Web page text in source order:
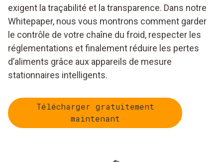
exigent la traçabilité et la transparence. Dans notre
Whitepaper, nous vous montrons comment garder
le contrôle de votre chaîne du froid, respecter les
réglementations et finalement réduire les pertes
d’aliments grâce aux appareils de mesure
stationnaires intelligents.
Télécharger gratuitement
maintenant